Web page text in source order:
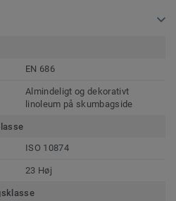
EN 686
Almindeligt og dekorativt
linoleum på skumbagside
ISO 10874
23 Høj